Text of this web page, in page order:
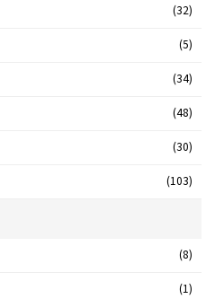
(32)
(5)
(34)
(48)
(30)
(103)
(8)
(1)